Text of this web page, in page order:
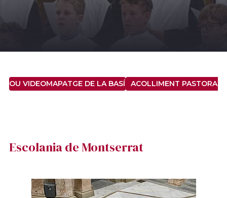
NOU VIDEOMAPATGE DE LA BASÍLICA DE SANTA MARIA
ACOLLIMENT PASTORAL
Escolania de Montserrat